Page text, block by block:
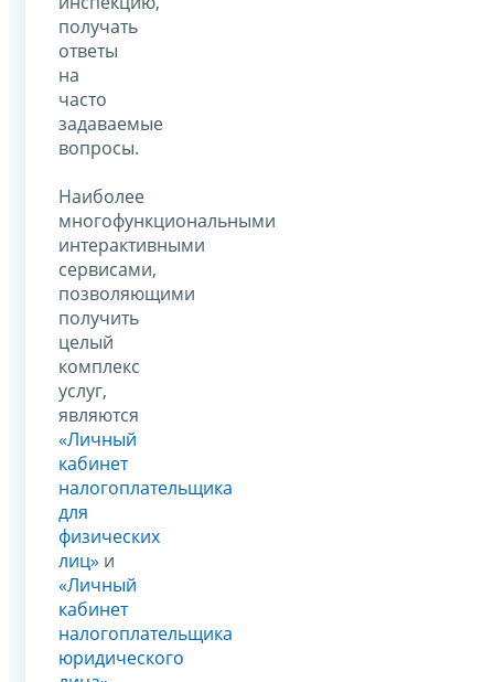
получать
ответы
на
часто
задаваемые
вопросы.
Наиболее
многофункциональными
интерактивными
сервисами,
позволяющими
получить
целый
комплекс
услуг,
являются
«Личный
кабинет
налогоплательщика
для
физических
лиц» и
«Личный
кабинет
налогоплательщика
юридического